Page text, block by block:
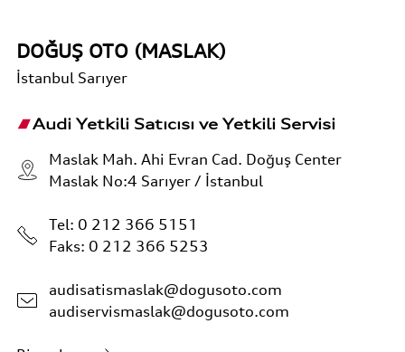
DOĞUŞ OTO (MASLAK)
İstanbul Sarıyer
Audi Yetkili Satıcısı ve Yetkili Servisi
Maslak Mah. Ahi Evran Cad. Doğuş Center
Maslak No:4 Sarıyer / İstanbul
Tel: 0 212 366 5151
Faks: 0 212 366 5253
audisatismaslak@dogusoto.com
audiservismaslak@dogusoto.com